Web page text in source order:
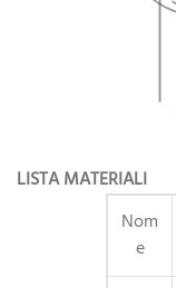
LISTA MATERIALI
Nom
e